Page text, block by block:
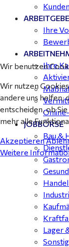
Ihre
Ihre
JOBBÖRSE
Bau &
Lager
Wir benutzen
Wir nutzen
andere uns helfen,
entscheiden, ob
mehr alle
Akzeptieren
Weitere